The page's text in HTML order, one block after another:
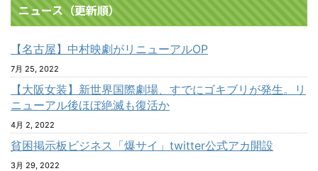
ニュース（更新順）
【名古屋】中村映劇がリニューアルOP
7月 25, 2022
【大阪女装】新世界国際劇場、すでにゴキブリが発生。リ
ニューアル後ほぼ絶滅も復活か
4月 2, 2022
貧困掲示板ビジネス「爆サイ」twitter公式アカ開設
3月 29, 2022